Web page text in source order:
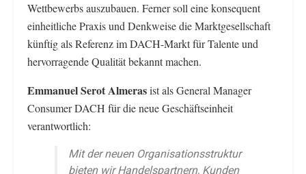
Wettbewerbs auszubauen. Ferner soll eine konsequent
einheitliche Praxis und Denkweise die Marktgesellschaft
künftig als Referenz im DACH-Markt für Talente und
hervorragende Qualität bekannt machen.
Emmanuel Serot Almerasist als General Manager
Consumer DACH für die neue Geschäftseinheit
verantwortlich:
Mit der neuen Organisationsstruktur
bieten wir Handelspartnern, Kunden